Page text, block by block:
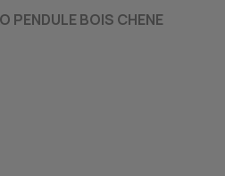
PENDULE BOIS CHENE